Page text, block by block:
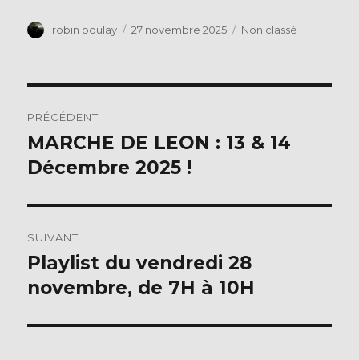
c
b
o
o
k
it
r
Auteur
robin boulay
Publié
27 novembre 2025 Catégories
Non classé
de
l’article
PRÉCÉDENT
Publication
précédente :
MARCHE DE LEON : 13 & 14
Décembre 2025 !
SUIVANT
Publication
suivante :
Playlist du vendredi 28
novembre, de 7H à 10H